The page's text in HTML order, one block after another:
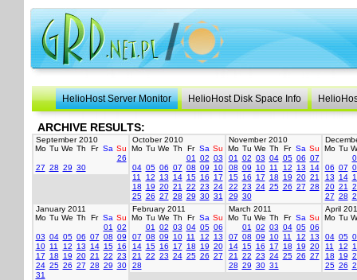
HelioHost Server Monitor HelioHost Disk Space Info
ARCHIVE RESULTS:
September 2010
Mo Tu We Th Fr Sa Su
26
27 28 29 30
October 2010
Mo Tu We Th Fr Sa Su
01
02 03
04 05 06 07 08 09
10
11
12 13 14 15 16
17
18
19 20 21 22 23 24
25 26 27 28 29 30 31
November 2010
Mo Tu We Th Fr Sa Su
01
02 03 04 05 06 07
08 09 10 11 12 13
14
15 16 17 18 19 20 21
22 23 24 25 26 27 28
29 30
Mo Tu
06 07
13
14
20 21
27 28
January 2011
Mo Tu We Th Fr Sa Su
01
02
03 04 05 06 07 08 09
10 11 12 13 14 15 16
17
18 19 20 21 22 23
24 25 26 27 28 29 30
31
February 2011
Mo Tu We Th Fr Sa Su
01
02 03 04 05 06
07 08 09 10 11 12
13
14 15 16 17 18 19 20
21
22 23 24 25 26 27
28
March 2011
Mo Tu We Th Fr Sa Su
01
02 03 04 05 06
07 08 09 10 11 12
13
14 15 16 17 18 19 20
21
22 23 24 25 26 27
28 29 30 31
April
Mo Tu
04 05
11
12
18
19
25 26